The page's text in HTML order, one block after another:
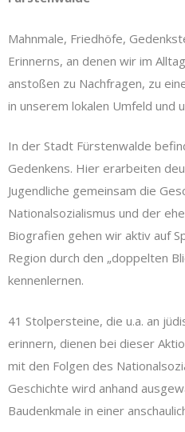
Mahnmale, Friedhöfe,
Erinnerns, an denen wir im
anstoßen zu Nachfragen, zu
in unserem lokalen Umfeld und
In der Stadt Fürstenwalde
Gedenkens. Hier erarbeiten
Jugendliche gemeinsam die
Nationalsozialismus und der
Biografien gehen wir aktiv auf
Region durch den „doppelten
kennenlernen.
41 Stolpersteine, die u.a. an
erinnern, dienen bei dieser
mit den Folgen des
Geschichte wird anhand
Baudenkmale in einer